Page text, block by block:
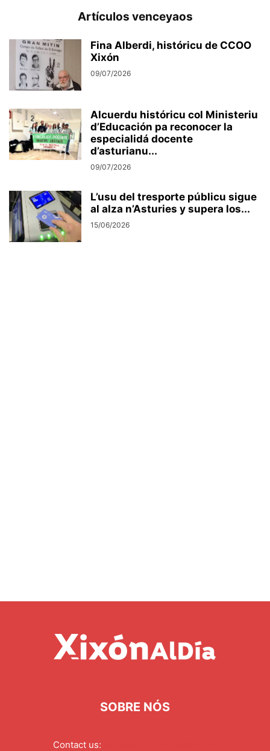
Artículos venceyaos
Fina Alberdi, históricu de CCOO
Xixón
09/07/2026
Alcuerdu históricu col Ministeriu
d’Educación pa reconocer la
especialidá docente
d’asturianu...
09/07/2026
L’usu del tresporte públicu sigue
al alza n’Asturies y supera los...
15/06/2026
SOBRE NÓS
Contact us: